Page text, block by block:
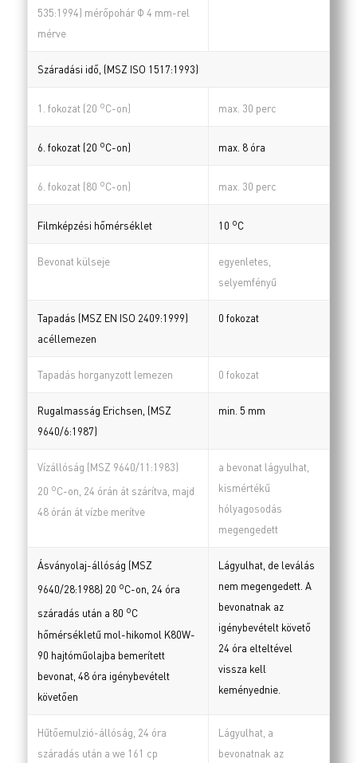
535:1994) mérőpohár Φ 4 mm-rel
mérve
Száradási idő, (MSZ ISO 1517:1993)
1. fokozat (20 oC-on) max. 30 perc
6. fokozat (20 oC-on) max. 8 óra
6. fokozat (80 oC-on) max. 30 perc
Filmképzési hőmérséklet 10 oC
Bevonat külseje
egyenletes,
selyemfényű
Tapadás (MSZ EN ISO 2409:1999)
acéllemezen
0 fokozat
Tapadás horganyzott lemezen 0 fokozat
Rugalmasság Erichsen, (MSZ
9640/6:1987)
min. 5 mm
Vízállóság (MSZ 9640/11:1983)
20 oC-on, 24 órán át szárítva, majd
48 órán át vízbe merítve
a bevonat lágyulhat,
kismértékű
hólyagosodás
megengedett
Ásványolaj-állóság (MSZ
9640/28:1988) 20 oC-on, 24 óra
száradás után a 80 oC
hőmérsékletű mol-hikomol K80W-
90 hajtóműolajba bemerített
bevonat, 48 óra igénybevételt
követően
Lágyulhat, de leválás
nem megengedett. A
bevonatnak az
igénybevételt követő
24 óra elteltével
vissza kell
keményednie.
Hűtőemulzió-állóság, 24 óra
száradás után a we 161 cp
Lágyulhat, a
bevonatnak az